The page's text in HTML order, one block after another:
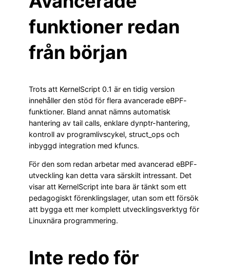
funktioner redan
från början
Trots att KernelScript 0.1 är en tidig version
innehåller den stöd för flera avancerade eBPF-
funktioner. Bland annat nämns automatisk
hantering av tail calls, enklare dynptr-hantering,
kontroll av programlivscykel, struct_ops och
inbyggd integration med kfuncs.
För den som redan arbetar med avancerad eBPF-
utveckling kan detta vara särskilt intressant. Det
visar att KernelScript inte bara är tänkt som ett
pedagogiskt förenklingslager, utan som ett försök
att bygga ett mer komplett utvecklingsverktyg för
Linuxnära programmering.
Inte redo för